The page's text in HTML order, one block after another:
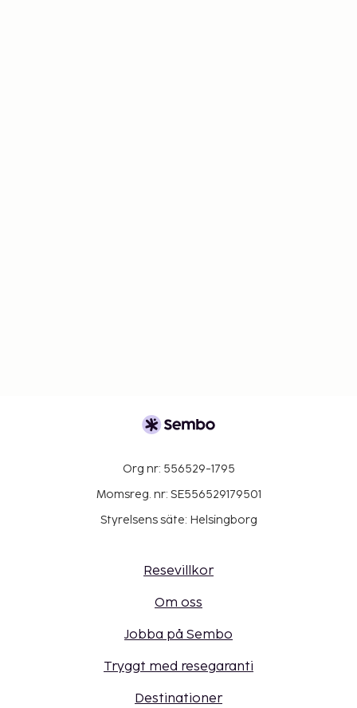
Org nr: 556529-1795
Momsreg. nr: SE556529179501
Styrelsens säte: Helsingborg
Resevillkor
Om oss
Jobba på Sembo
Tryggt med resegaranti
Destinationer